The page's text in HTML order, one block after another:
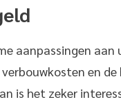
aanpassingen
en
is het zeker